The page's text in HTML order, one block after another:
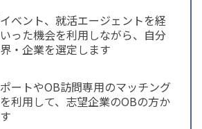
ベント、就活エージェントを経
った機会を利用しながら、自分
・企業を選定します
ートやOB訪問専用のマッチング
利用して、志望企業のOBの方か